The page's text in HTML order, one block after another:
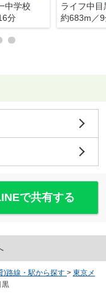
中学校
分
ライフ中目
約683m／
で共有する
)路線・駅から探す > 東京メ
黒